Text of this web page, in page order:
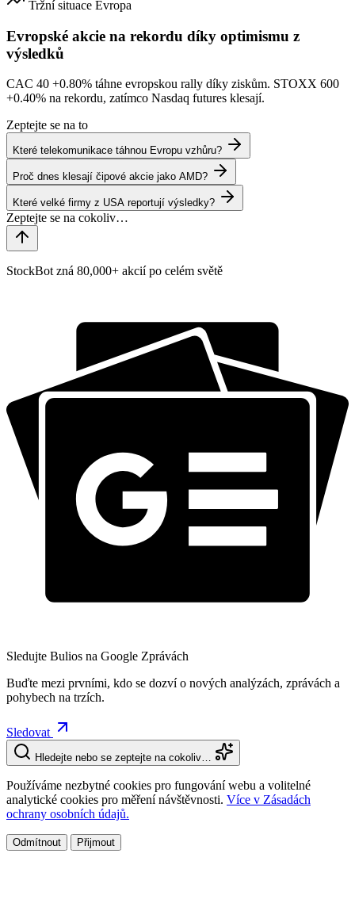
Tržní situace Evropa
Evropské akcie na rekordu díky optimismu z
výsledků
CAC 40 +0.80% táhne evropskou rally díky ziskům. STOXX 600
+0.40% na rekordu, zatímco Nasdaq futures klesají.
Zeptejte se na to
Které telekomunikace táhnou Evropu vzhůru?
Proč dnes klesají čipové akcie jako AMD?
Které velké firmy z USA reportují výsledky?
StockBot zná 80,000+ akcií po celém světě
Sledujte Bulios na Google Zprávách
Buďte mezi prvními, kdo se dozví o nových analýzách, zprávách a
pohybech na trzích.
Sledovat
Hledejte nebo se zeptejte na cokoliv…
Používáme nezbytné cookies pro fungování webu a volitelné
analytické cookies pro měření návštěvnosti. Více v Zásadách
ochrany osobních údajů.
Odmítnout Přijmout